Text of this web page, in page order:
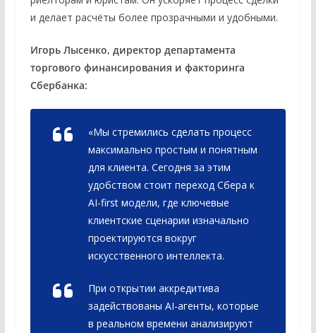
и делает расчёты более прозрачными и удобными.
Игорь Лысенко, директор департамента
торгового финансирования и факторинга
Сбербанка:
«Мы стремились сделать процесс
максимально простым и понятным
для клиента. Сегодня за этим
удобством стоит переход Сбера к
AI-first модели, где ключевые
клиентские сценарии изначально
проектируются вокруг
искусственного интеллекта.
При открытии аккредитива
задействованы AI-агенты, которые
в реальном времени анализируют